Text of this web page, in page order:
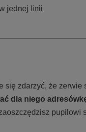
jednej linii
się zdarzyć, że zerwie
dla niego
pupilowi